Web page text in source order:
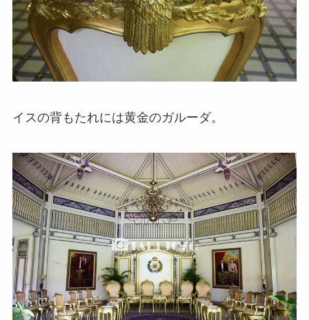
イスの背もたれには黄金のガルーダ。